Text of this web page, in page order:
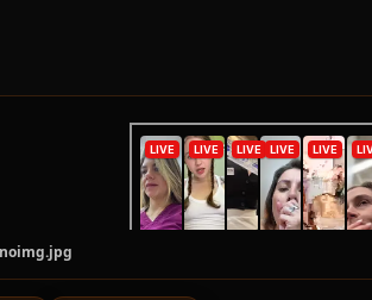
noimg.jpg